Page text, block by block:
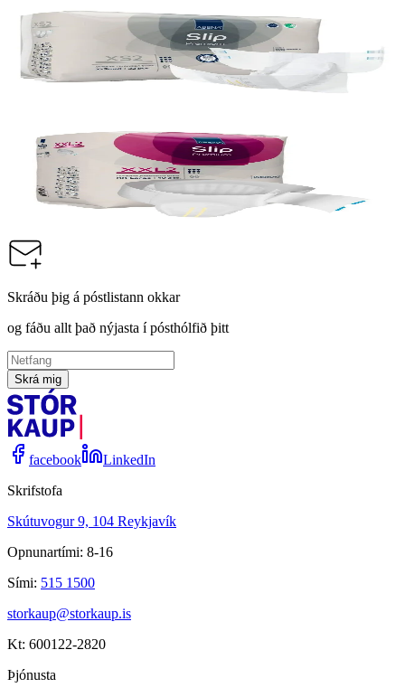
Abena
Abena Slip XS2 bleiur, 4x 32stk
Abena
Abena Slip XXL2 bleiur, 4x 10stk
Vörunúmer:125706
Skráðu þig á póstlistann okkar
og fáðu allt það nýjasta í pósthólfið þitt
Skrá mig
facebook
LinkedIn
Skrifstofa
Skútuvogur 9, 104 Reykjavík
Opnunartími: 8-16
Sími: 515 1500
storkaup@storkaup.is
Kt: 600122-2820
Þjónusta